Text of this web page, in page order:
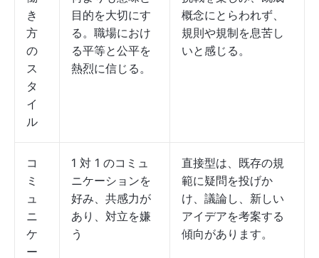
き
方
の
ス
タ
イ
ル
目的を大切にす
る。職場におけ
る平等と公平を
熱烈に信じる。
概念にとらわれず、
規則や規制を息苦し
いと感じる。
コ
ミ
ュ
ニ
ケ
ー
1 対 1 のコミュ
ニケーションを
好み、共感力が
あり、対立を嫌
う
直接型は、既存の規
範に疑問を投げか
け、議論し、新しい
アイデアを考案する
傾向があります。